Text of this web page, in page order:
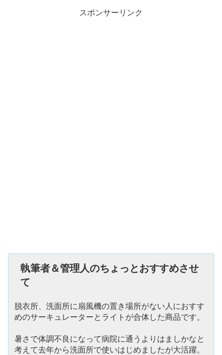
スポンサーリンク
執筆者＆管理人のちょっとおすすめさせ
て
脱衣所、洗面所に扇風機の置き場所がない人におすす
めのサーキュレーターとライトが合体した商品です。
暑さで体調不良になって病院に通うよりはましかなと
考えて去年から洗面所で使いはじめましたが大活躍。